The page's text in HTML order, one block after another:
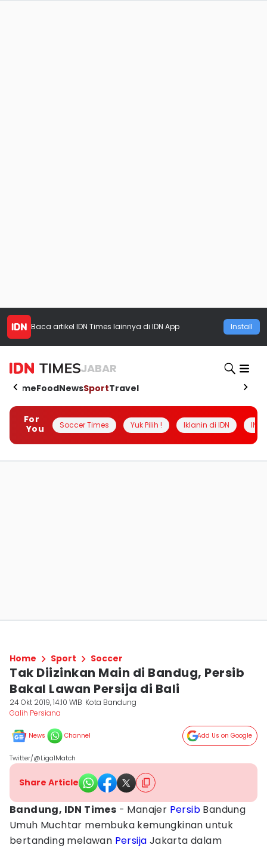
Baca artikel IDN Times lainnya di IDN App Install
JABAR
HomeFoodNewsSportTravel
For
You
Soccer Times Yuk Pilih ! Iklanin di IDN
Home Sport Soccer
Tak Diizinkan Main di Bandug, Persib
Bakal Lawan Persija di Bali
24 Okt 2019, 14:10 WIB Kota Bandung
Galih Persiana
News Channel Add Us on Google
Twitter/@Liga1Match
Share Article
Bandung, IDN Times - Manajer Persib Bandung
Umuh Muchtar membuka kemungkinan untuk
bertanding melawan Persija Jakarta dalam